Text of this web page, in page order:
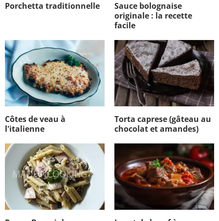
Porchetta traditionnelle
Sauce bolognaise
originale : la recette
facile
Côtes de veau à
l'italienne
Torta caprese (gâteau au
chocolat et amandes)